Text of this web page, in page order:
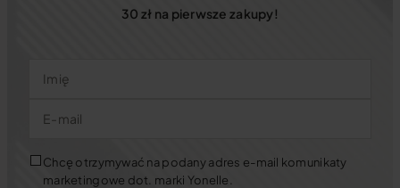
30 zł na pierwsze zakupy!
Imię
E-mail
Chcę otrzymywać na podany adres e-mail komunikaty
marketingowe dot. marki Yonelle.